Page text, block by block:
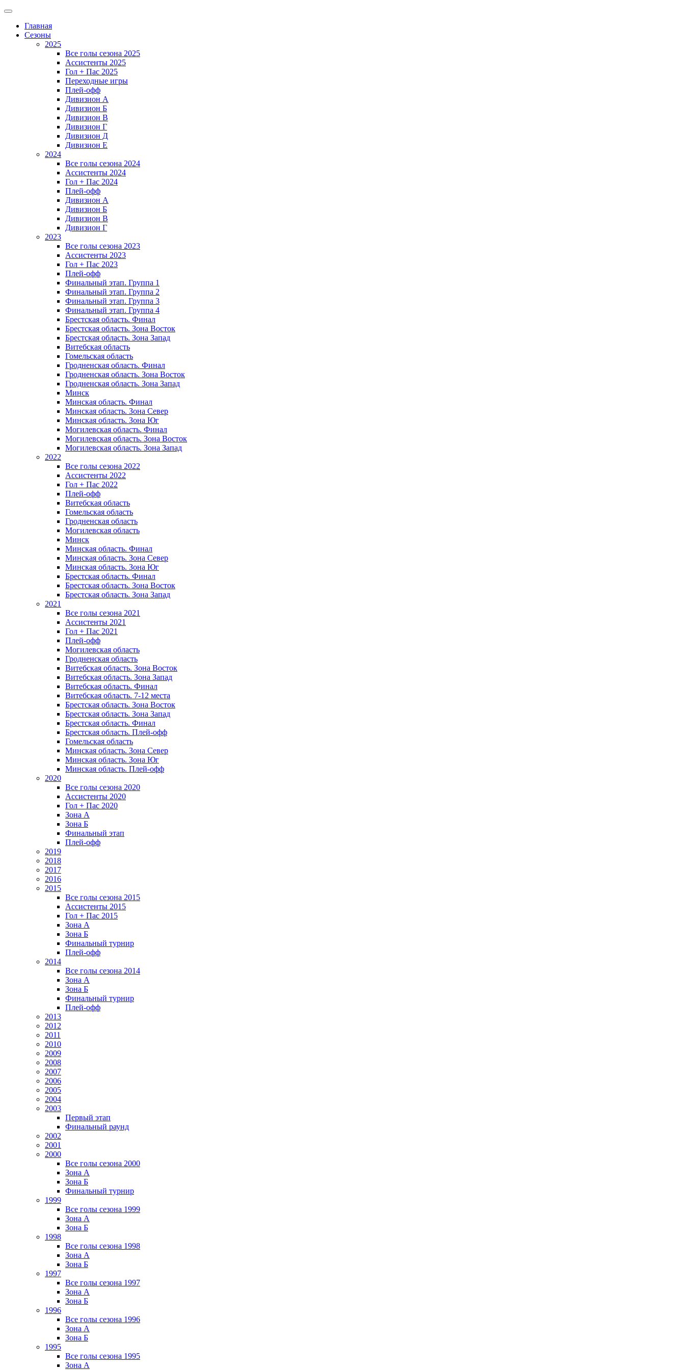
Главная
Сезоны
2025
Все голы сезона 2025
Ассистенты 2025
Гол + Пас 2025
Переходные игры
Плей-офф
Дивизион A
Дивизион Б
Дивизион В
Дивизион Г
Дивизион Д
Дивизион Е
2024
Все голы сезона 2024
Ассистенты 2024
Гол + Пас 2024
Плей-офф
Дивизион A
Дивизион Б
Дивизион В
Дивизион Г
2023
Все голы сезона 2023
Ассистенты 2023
Гол + Пас 2023
Плей-офф
Финальный этап. Группа 1
Финальный этап. Группа 2
Финальный этап. Группа 3
Финальный этап. Группа 4
Брестская область. Финал
Брестская область. Зона Восток
Брестская область. Зона Запад
Витебская область
Гомельская область
Гродненская область. Финал
Гродненская область. Зона Восток
Гродненская область. Зона Запад
Минск
Минская область. Финал
Минская область. Зона Север
Минская область. Зона Юг
Могилевская область. Финал
Могилевская область. Зона Восток
Могилевская область. Зона Запад
2022
Все голы сезона 2022
Ассистенты 2022
Гол + Пас 2022
Плей-офф
Витебская область
Гомельская область
Гродненская область
Могилевская область
Минск
Mинская область. Финал
Минская область. Зона Север
Минская область. Зона Юг
Брестская область. Финал
Брестская область. Зона Восток
Брестская область. Зона Запад
2021
Все голы сезона 2021
Ассистенты 2021
Гол + Пас 2021
Плей-офф
Могилевская область
Гродненская область
Витебская область. Зона Восток
Витебская область. Зона Запад
Витебская область. Финал
Витебская область. 7-12 места
Брестская область. Зона Восток
Брестская область. Зона Запад
Брестская область. Финал
Брестская область. Плей-офф
Гомельская область
Минская область. Зона Север
Минская область. Зона Юг
Минская область. Плей-офф
2020
Все голы сезона 2020
Ассистенты 2020
Гол + Пас 2020
Зона А
Зона Б
Финальный этап
Плей-офф
2019
2018
2017
2016
2015
Все голы сезона 2015
Ассистенты 2015
Гол + Пас 2015
Зона А
Зона Б
Финальный турнир
Плей-офф
2014
Все голы сезона 2014
Зона А
Зона Б
Финальный турнир
Плей-офф
2013
2012
2011
2010
2009
2008
2007
2006
2005
2004
2003
Первый этап
Финальный раунд
2002
2001
2000
Все голы сезона 2000
Зона А
Зона Б
Финальный турнир
1999
Все голы сезона 1999
Зона А
Зона Б
1998
Все голы сезона 1998
Зона А
Зона Б
1997
Все голы сезона 1997
Зона А
Зона Б
1996
Все голы сезона 1996
Зона А
Зона Б
1995
Все голы сезона 1995
Зона А